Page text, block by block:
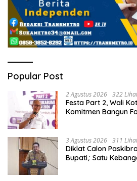
Popular Post
2 Agustus 2026 322
Festa Part 2, Wali
Komitmen Bangun
3 Agustus 2026 311
Diklat Calon
Bupati,: Satu